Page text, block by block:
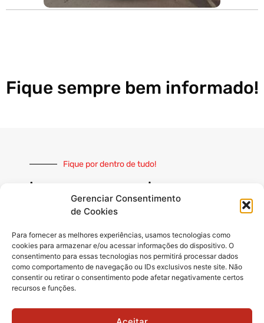
Gerenciar Consentimento
de Cookies
Para fornecer as melhores experiências, usamos tecnologias como
cookies para armazenar e/ou acessar informações do dispositivo. O
consentimento para essas tecnologias nos permitirá processar dados
como comportamento de navegação ou IDs exclusivos neste site. Não
consentir ou retirar o consentimento pode afetar negativamente certos
recursos e funções.
Fique sempre bem informado!
Fique por dentro de tudo!
Inscreva-se e receba nossas
notícias sempre atualizadas
INSCREVER